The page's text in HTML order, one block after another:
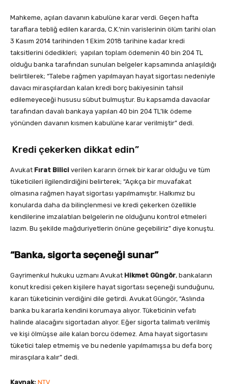
Mahkeme, açılan davanın kabulüne karar verdi. Geçen hafta
taraflara tebliğ edilen kararda, C.K.’nin varislerinin ölüm tarihi olan
3 Kasım 2014 tarihinden 1 Ekim 2018 tarihine kadar kredi
taksitlerini ödedikleri; yapılan toplam ödemenin 40 bin 204 TL
olduğu banka tarafından sunulan belgeler kapsamında anlaşıldığı
belirtilerek; “Talebe rağmen yapılmayan hayat sigortası nedeniyle
davacı mirasçılardan kalan kredi borç bakiyesinin tahsil
edilemeyeceği hususu sübut bulmuştur. Bu kapsamda davacılar
tarafından davalı bankaya yapılan 40 bin 204 TL’lik ödeme
yönünden davanın kısmen kabulüne karar verilmiştir” dedi.
Kredi çekerken dikkat edin”
Avukat Fırat Bilici verilen kararın örnek bir karar olduğu ve tüm
tüketicileri ilgilendirdiğini belirterek; “Açıkça bir muvafakat
olmasına rağmen hayat sigortası yapılmamıştır. Halkımız bu
konularda daha da bilinçlenmesi ve kredi çekerken özellikle
kendilerine imzalatılan belgelerin ne olduğunu kontrol etmeleri
lazım. Bu şekilde mağduriyetlerin önüne geçebiliriz” diye konuştu.
“Banka, sigorta seçeneği sunar”
Gayrimenkul hukuku uzmanı Avukat Hikmet Güngör, bankaların
konut kredisi çeken kişilere hayat sigortası seçeneği sunduğunu,
kararı tüketicinin verdiğini dile getirdi. Avukat Güngör, “Aslında
banka bu kararla kendini korumaya alıyor. Tüketicinin vefatı
halinde alacağını sigortadan alıyor. Eğer sigorta talimatı verilmiş
ve kişi ölmüşse aile kalan borcu ödemez. Ama hayat sigortasını
tüketici talep etmemiş ve bu nedenle yapılmamışsa bu defa borç
mirasçılara kalır” dedi.
Kaynak: NTV